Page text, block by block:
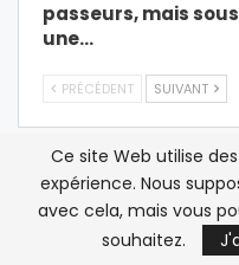
passeurs, mais sous
une…
PRÉCÉDENT SUIVANT
LAISSER
Votre adresse
Ce site Web utilise
expérience. Nous
avec cela, mais vous
souhaitez.